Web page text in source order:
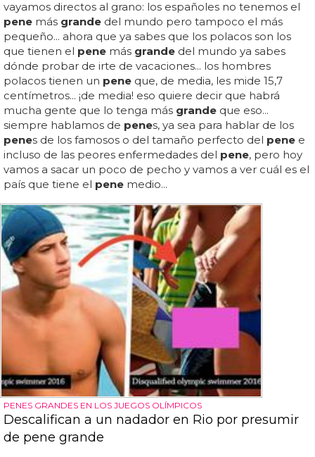
vayamos directos al grano: los españoles no tenemos el
pene más grande del mundo pero tampoco el más
pequeño... ahora que ya sabes que los polacos son los
que tienen el pene más grande del mundo ya sabes
dónde probar de irte de vacaciones... los hombres
polacos tienen un pene que, de media, les mide 15,7
centímetros... ¡de media! eso quiere decir que habrá
mucha gente que lo tenga más grande que eso...
siempre hablamos de penes, ya sea para hablar de los
penes de los famosos o del tamaño perfecto del pene e
incluso de las peores enfermedades del pene, pero hoy
vamos a sacar un poco de pecho y vamos a ver cuál es el
país que tiene el pene medio...
PENES GRANDES EN LOS JUEGOS OLÍMPICOS
Descalifican a un nadador en Rio por presumir
de pene grande